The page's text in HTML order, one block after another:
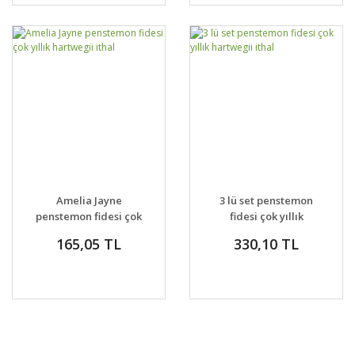
Amelia Jayne
penstemon fidesi çok
165,05 TL
3 lü set penstemon
fidesi çok yıllık
330,10 TL